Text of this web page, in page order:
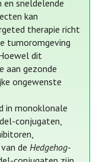
en sneldelende
kan
therapie richt
tumoromgeving
dit
aan gezonde
ongewenste
in monoklonale
conjugaten,
deHedgehog-